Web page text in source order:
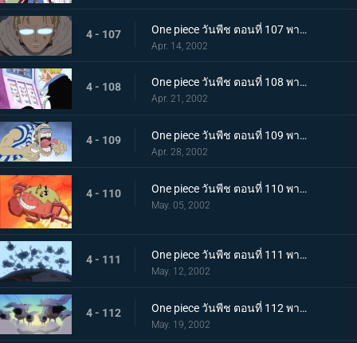
4 - 107 One piece วันพีช ตอนที่ 107 พากย์ไทย เริ่มยุทธการยูโทเปีย..คณะปฏิวัติเริ่มเคลื่อนไหว
Apr. 14, 2002
4 - 108 One piece วันพีช ตอนที่ 108 พากย์ไทย จระเข้หัวกล้วยจอมโหด ปะทะ มิสเตอร์เจ้าชาย
Apr. 21, 2002
4 - 109 One piece วันพีช ตอนที่ 109 พากย์ไทย กุญแจที่พาไปสู่อิสระ..ลูกบอลเทียนไข
Apr. 28, 2002
4 - 110 One piece วันพีช ตอนที่ 110 พากย์ไทย ศึกชี้ชะตาไร้ความปราณี..ลูฟี่ ปะทะ คร็อกโคไดล์
May. 05, 2002
4 - 111 One piece วันพีช ตอนที่ 111 พากย์ไทย มุ่งหน้าไปสู่ปาฏิหาริย์..ดินแดนแห่งสัตว์ป่าอลาบัสต้า
May. 12, 2002
4 - 112 One piece วันพีช ตอนที่ 112 พากย์ไทย คณะปฏิวัติ ปะทะ ทหารรักษาอาณาจักร..ศึกตัดสินที่ "อัลบาน่า"
May. 19, 2002